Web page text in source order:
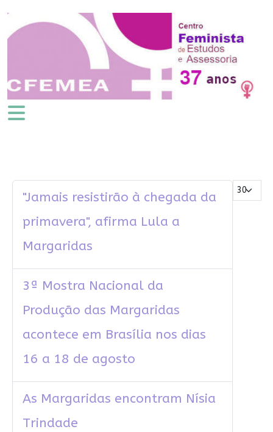
Mostrar #
"Jamais resistirão à chegada da
primavera", afirma Lula a
Margaridas
3ª Mostra Nacional da
Produção das Margaridas
acontece em Brasília nos dias
16 a 18 de agosto
As Margaridas encontram Nísia
Trindade